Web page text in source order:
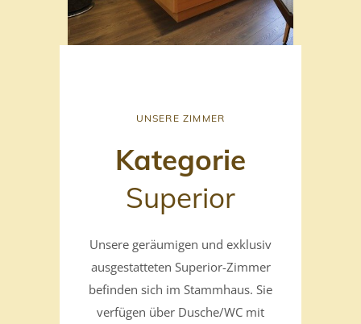
UNSERE ZIMMER
Kategorie
Superior
Unsere geräumigen und exklusiv
ausgestatteten Superior-Zimmer
befinden sich im Stammhaus. Sie
verfügen über Dusche/WC mit